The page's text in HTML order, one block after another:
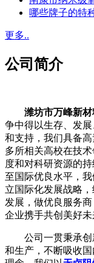
哪些牌子的特
更多..
公司简介
潍坊市万峰新材
争中得以生存、发
和支持，我们具备高
多所相关高校在技
度和对科研资源的
至国际优良水平，
立国际化发展战略
发展，做优良服务
企业携手共创美好未
公司一贯秉承创
和生产，不断吸收